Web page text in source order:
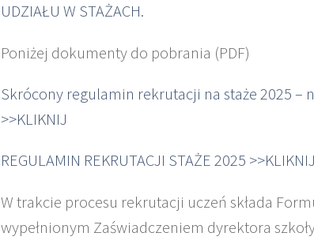
UDZIAŁU W STAŻACH.
Poniżej dokumenty do pobrania (PDF)
Skrócony regulamin rekrutacji na staże 2025 –
>>KLIKNIJ
REGULAMIN REKRUTACJI STAŻE 2025 >>KLIKNIJ
W trakcie procesu rekrutacji uczeń składa
wypełnionym Zaświadczeniem dyrektora